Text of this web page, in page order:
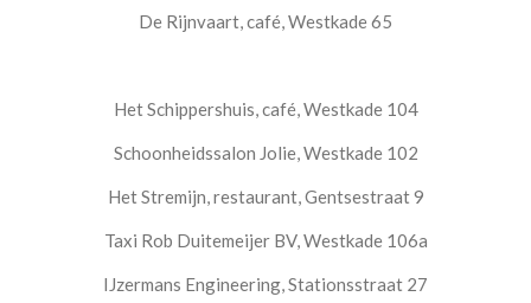
De Rijnvaart, café, Westkade 65
Het Schippershuis, café, Westkade 104
Schoonheidssalon Jolie, Westkade 102
Het Stremijn, restaurant, Gentsestraat 9
Taxi Rob Duitemeijer BV, Westkade 106a
IJzermans Engineering, Stationsstraat 27